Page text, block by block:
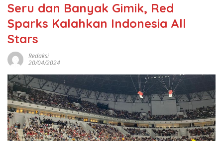
Seru dan Banyak Gimik, Red
Sparks Kalahkan Indonesia All
Stars
Redaksi
20/04/2024